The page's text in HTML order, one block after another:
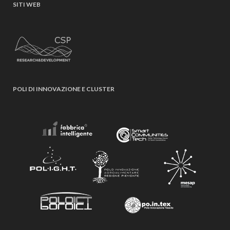
SITI WEB
POLI DI INNOVAZIONE E CLUSTER